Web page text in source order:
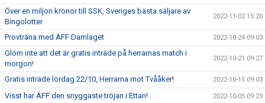
Över en miljon kronor till SSK, Sveriges bästa säljare av
Bingolotter
2022-11-02 15:20
Provträna med ÄFF Damlaget 2022-10-24 09:03
Glöm inte att det är gratis inträde på herrarnas match i
morgon!
2022-10-21 09:27
Gratis inträde lördag 22/10, Herrarna mot Tvååker! 2022-10-15 09:03
Visst har ÄFF den snyggaste tröjan i Ettan! 2022-10-05 09:29